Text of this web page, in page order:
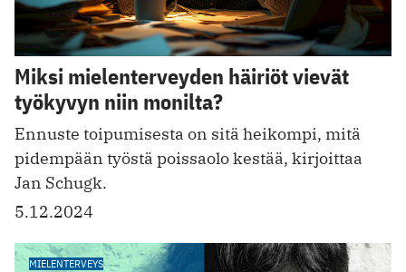
Miksi mielenterveyden häiriöt vievät
työkyvyn niin monilta?
Ennuste toipumisesta on sitä heikompi, mitä
pidempään työstä poissaolo kestää, kirjoittaa
Jan Schugk.
5.12.2024
MIELENTERVEYS